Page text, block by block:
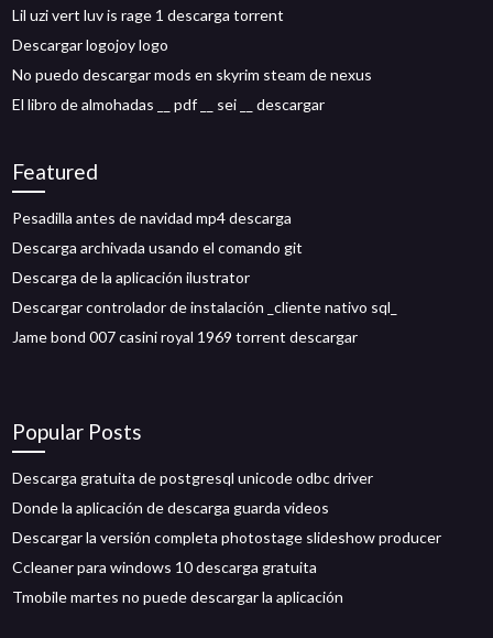
Lil uzi vert luv is rage 1 descarga torrent
Descargar logojoy logo
No puedo descargar mods en skyrim steam de nexus
El libro de almohadas __ pdf __ sei __ descargar
Featured
Pesadilla antes de navidad mp4 descarga
Descarga archivada usando el comando git
Descarga de la aplicación ilustrator
Descargar controlador de instalación _cliente nativo sql_
Jame bond 007 casini royal 1969 torrent descargar
Popular Posts
Descarga gratuita de postgresql unicode odbc driver
Donde la aplicación de descarga guarda videos
Descargar la versión completa photostage slideshow producer
Ccleaner para windows 10 descarga gratuita
Tmobile martes no puede descargar la aplicación